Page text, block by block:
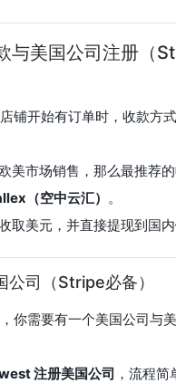
与美国公司注册（
铺开始有订单时，收款方
美市场销售，那么最推荐
（空中云汇） 。
取美元，并直接提现到国内
公司（Stripe必备）
你需要有一个美国公司与
注册美国公司 ，流程